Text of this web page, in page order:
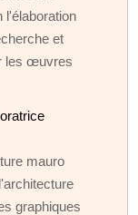
l'élaboration
et
les œuvres
mauro
graphiques